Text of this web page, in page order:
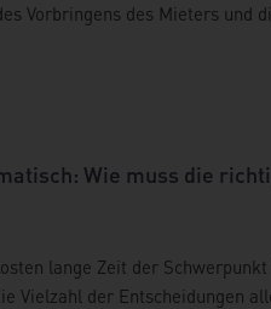
Vorbringens des Mieters und
Wie muss die
lange Zeit der
Vielzahl der Entscheidungen